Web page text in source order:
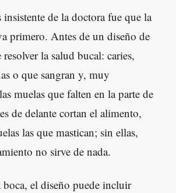
insistente de la doctora fue que la
primero. Antes de un diseño de
la salud bucal: caries,
o que sangran y, muy
muelas que falten en la parte de
de delante cortan el alimento,
las que mastican; sin ellas,
no sirve de nada.
boca, el diseño puede incluir